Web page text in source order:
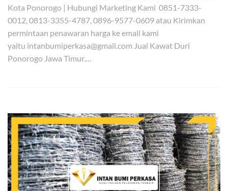
Kota Ponorogo | Hubungi Marketing Kami 0851-7333-
0012, 0813-3355-4787, 0896-9577-0609 atau Kirimkan
permintaan penawaran harga ke email kami
yaitu intanbumiperkasa@gmail.com Jual Kawat Duri
Ponorogo Jawa Timur.…